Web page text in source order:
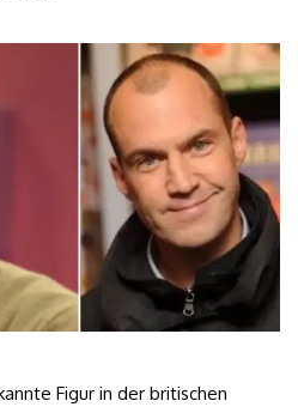
Figur in der britischen